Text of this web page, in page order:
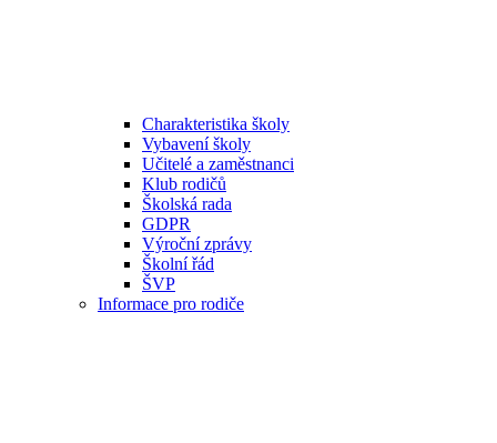
Charakteristika školy
Vybavení školy
Učitelé a zaměstnanci
Klub rodičů
Školská rada
GDPR
Výroční zprávy
Školní řád
ŠVP
Informace pro rodiče